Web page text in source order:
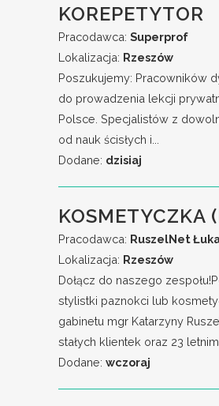
KOREPETYTOR
Pracodawca: Superprof
Lokalizacja: Rzeszów
Poszukujemy: Pracowników
do prowadzenia lekcji
Polsce. Specjalistów z
od nauk ścisłych i...
Dodane: dzisiaj
KOSMETYCZKA
Pracodawca: RuszelNet
Lokalizacja: Rzeszów
Dołącz do naszego
stylistki paznokci lub
gabinetu mgr Katarzyny
stałych klientek oraz 23 letnim...
Dodane: wczoraj